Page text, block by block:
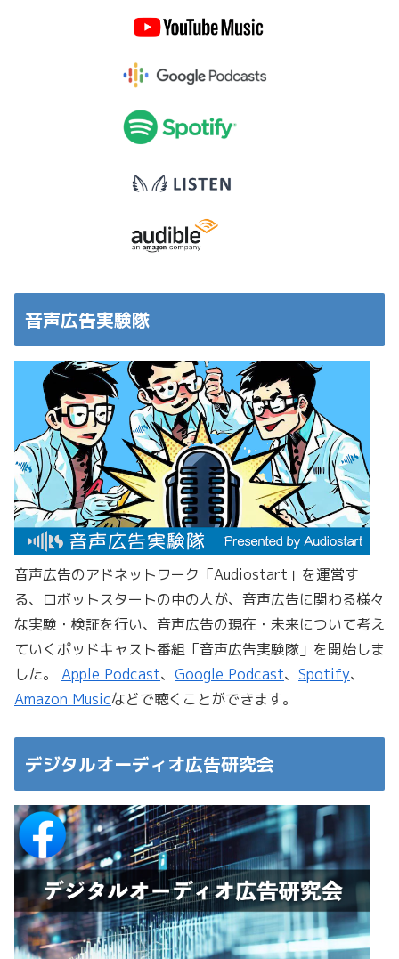
音声広告実験隊
音声広告のアドネットワーク「Audiostart」を運営す
る、ロボットスタートの中の人が、音声広告に関わる様々
な実験・検証を行い、音声広告の現在・未来について考え
ていくポッドキャスト番組「音声広告実験隊」を開始しま
した。 Apple Podcast、 Google Podcast、 Spotify、
Amazon Musicなどで聴くことができます。
デジタルオーディオ広告研究会